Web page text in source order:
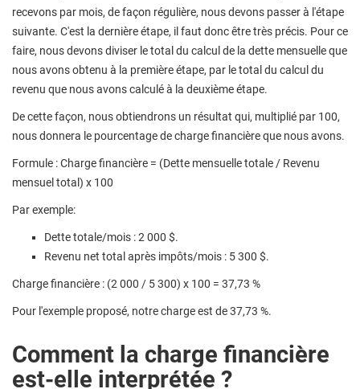
recevons par mois, de façon régulière, nous devons passer à l'étape
suivante. C'est la dernière étape, il faut donc être très précis. Pour ce
faire, nous devons diviser le total du calcul de la dette mensuelle que
nous avons obtenu à la première étape, par le total du calcul du
revenu que nous avons calculé à la deuxième étape.
De cette façon, nous obtiendrons un résultat qui, multiplié par 100,
nous donnera le pourcentage de charge financière que nous avons.
Formule : Charge financière = (Dette mensuelle totale / Revenu
mensuel total) x 100
Par exemple:
Dette totale/mois : 2 000 $.
Revenu net total après impôts/mois : 5 300 $.
Charge financière : (2 000 / 5 300) x 100 = 37,73 %
Pour l'exemple proposé, notre charge est de 37,73 %.
Comment la charge financière
est-elle interprétée ?